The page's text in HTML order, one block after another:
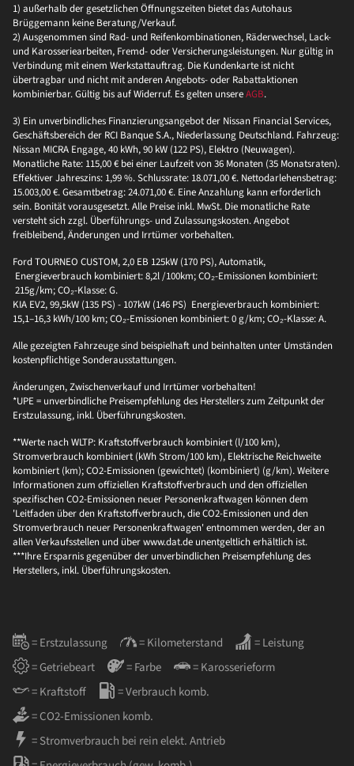
1) außerhalb der gesetzlichen Öffnungszeiten bietet das Autohaus
Brüggemann keine Beratung/Verkauf.
2) Ausgenommen sind Rad- und Reifenkombinationen, Räderwechsel, Lack-
und Karosseriearbeiten, Fremd- oder Versicherungsleistungen. Nur gültig in
Verbindung mit einem Werkstattauftrag. Die Kundenkarte ist nicht
übertragbar und nicht mit anderen Angebots- oder Rabattaktionen
kombinierbar. Gültig bis auf Widerruf. Es gelten unsereAGB.
3) Ein unverbindliches Finanzierungsangebot der Nissan Financial Services,
Geschäftsbereich der RCI Banque S.A., Niederlassung Deutschland. Fahrzeug:
Nissan MICRA Engage, 40 kWh, 90 kW (122 PS), Elektro (Neuwagen).
Monatliche Rate: 115,00 € bei einer Laufzeit von 36 Monaten (35 Monatsraten).
Effektiver Jahreszins: 1,99 %. Schlussrate: 18.071,00 €. Nettodarlehensbetrag:
15.003,00 €. Gesamtbetrag: 24.071,00 €. Eine Anzahlung kann erforderlich
sein. Bonität vorausgesetzt. Alle Preise inkl. MwSt. Die monatliche Rate
versteht sich zzgl. Überführungs- und Zulassungskosten. Angebot
freibleibend, Änderungen und Irrtümer vorbehalten.
Ford TOURNEO CUSTOM, 2,0 EB 125kW (170 PS), Automatik,
Energieverbrauch kombiniert: 8,2l /100km; CO₂-Emissionen kombiniert:
215g/km; CO₂-Klasse: G.
KIA EV2, 99,5kW (135 PS) - 107kW (146 PS) Energieverbrauch kombiniert:
15,1–16,3 kWh/100 km; CO₂-Emissionen kombiniert: 0 g/km; CO₂-Klasse: A.
Alle gezeigten Fahrzeuge sind beispielhaft und beinhalten unter Umständen
kostenpflichtige Sonderausstattungen.
Änderungen, Zwischenverkauf und Irrtümer vorbehalten!
*UPE = unverbindliche Preisempfehlung des Herstellers zum Zeitpunkt der
Erstzulassung, inkl. Überführungskosten.
**Werte nach WLTP: Kraftstoffverbrauch kombiniert (l/100 km),
Stromverbrauch kombiniert (kWh Strom/100 km), Elektrische Reichweite
kombiniert (km); CO2-Emissionen (gewichtet) (kombiniert) (g/km). Weitere
Informationen zum offiziellen Kraftstoffverbrauch und den offiziellen
spezifischen CO2-Emissionen neuer Personenkraftwagen können dem
'Leitfaden über den Kraftstoffverbrauch, die CO2-Emissionen und den
Stromverbrauch neuer Personenkraftwagen' entnommen werden, der an
allen Verkaufsstellen und über www.dat.de unentgeltlich erhältlich ist.
***Ihre Ersparnis gegenüber der unverbindlichen Preisempfehlung des
Herstellers, inkl. Überführungskosten.
= Erstzulassung = Kilometerstand
= Leistung
= Getriebeart
= Farbe
= Karosserieform
= Kraftstoff
= Verbrauch komb.
= CO2-Emissionen komb.
= Stromverbrauch bei rein elekt. Antrieb